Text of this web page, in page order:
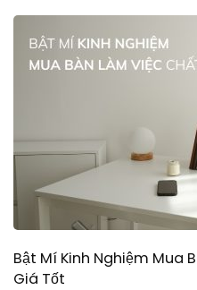
Bật Mí Kinh Nghiệm Mua
Giá Tốt